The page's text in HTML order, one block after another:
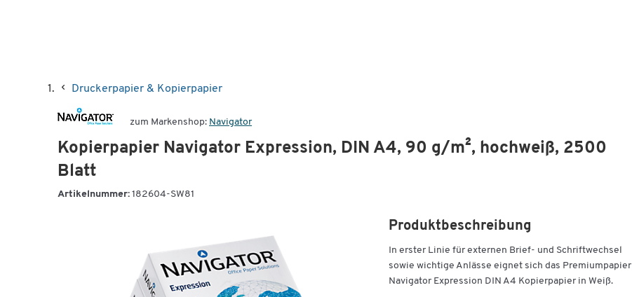
Druckerpapier & Kopierpapier
zum Markenshop: Navigator
Kopierpapier Navigator Expression, DIN A4, 90 g/m², hochweiß, 2500
Blatt
Artikelnummer: 182604-SW81
Produktbeschreibung
In erster Linie für externen Brief- und Schriftwechsel
sowie wichtige Anlässe eignet sich das Premiumpapier
Navigator Expression DIN A4 Kopierpapier in Weiß.